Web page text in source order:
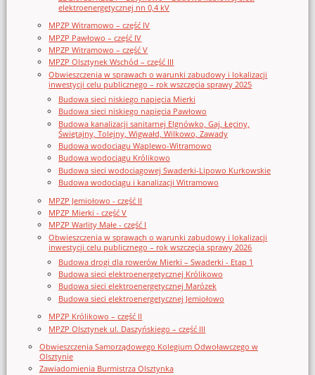
elektroenergetycznej nn 0,4 kV
MPZP Witramowo – część IV
MPZP Pawłowo – część IV
MPZP Witramowo – część V
MPZP Olsztynek Wschód – część III
Obwieszczenia w sprawach o warunki zabudowy i lokalizacji
inwestycji celu publicznego – rok wszczęcia sprawy 2025
Budowa sieci niskiego napięcia Mierki
Budowa sieci niskiego napięcia Pawłowo
Budowa kanalizacji sanitarnej Elgnówko, Gaj, Łęciny,
Świętajny, Tolejny, Wigwałd, Wilkowo, Zawady
Budowa wodociągu Waplewo-Witramowo
Budowa wodociągu Królikowo
Budowa sieci wodociągowej Swaderki-Lipowo Kurkowskie
Budowa wodociągu i kanalizacji Witramowo
MPZP Jemiołowo - część II
MPZP Mierki - część V
MPZP Warlity Małe - część I
Obwieszczenia w sprawach o warunki zabudowy i lokalizacji
inwestycji celu publicznego – rok wszczęcia sprawy 2026
Budowa drogi dla rowerów Mierki – Swaderki - Etap 1
Budowa sieci elektroenergetycznej Królikowo
Budowa sieci elektroenergetycznej Marózek
Budowa sieci elektroenergetycznej Jemiołowo
MPZP Królikowo – część II
MPZP Olsztynek ul. Daszyńskiego – część III
Obwieszczenia Samorządowego Kolegium Odwoławczego w
Olsztynie
Zawiadomienia Burmistrza Olsztynka